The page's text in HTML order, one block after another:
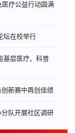
医疗公益行动圆满
坛在校举行
基层医疗、科普
新赛中再创佳绩
分队开展社区调研